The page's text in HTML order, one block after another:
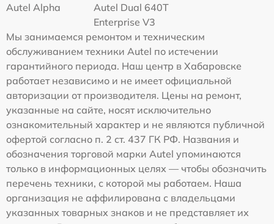
Autel Alpha
Autel Dual 640T
Enterprise V3
Мы занимаемся ремонтом и техническим
обслуживанием техники Autel по истечении
гарантийного периода. Наш центр в Хабаровске
работает независимо и не имеет официальной
авторизации от производителя. Цены на ремонт,
указанные на сайте, носят исключительно
ознакомительный характер и не являются публичной
офертой согласно п. 2 ст. 437 ГК РФ. Названия и
обозначения торговой марки Autel упоминаются
только в информационных целях — чтобы обозначить
перечень техники, с которой мы работаем. Наша
организация не аффилирована с владельцами
указанных товарных знаков и не представляет их